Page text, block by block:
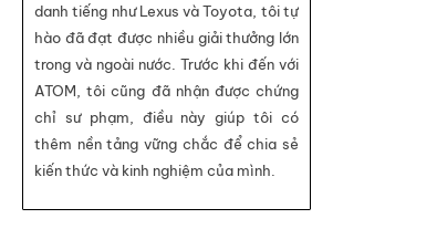
danh tiếng như Lexus và Toyota, tôi tự
hào đã đạt được nhiều giải thưởng lớn
trong và ngoài nước. Trước khi đến với
ATOM, tôi cũng đã nhận được chứng
chỉ sư phạm, điều này giúp tôi có
thêm nền tảng vững chắc để chia sẻ
kiến thức và kinh nghiệm của mình.